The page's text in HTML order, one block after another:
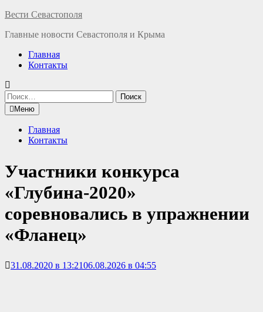
Перейти
содержимому
Вести Севастополя
Главные новости Севастополя и Крыма
Главная
Контакты
Найти:
Меню
Главная
Контакты
Участники конкурса
«Глубина-2020»
соревновались в упражнении
«Фланец»
31.08.2020 в 13:2106.08.2026 в 04:55